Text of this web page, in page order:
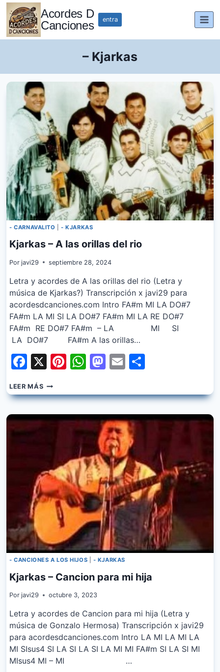
Saltar
contenido
Acordes D
Canciones
entra
– Kjarkas
- CARNAVALITO |- KJARKAS
Kjarkas – A las orillas del rio
Por javi29 septiembre 28, 2024
Letra y acordes de A las orillas del rio (Letra y
música de Kjarkas?) Transcripción x javi29 para
acordesdcanciones.com Intro FA#m MI LA DO#7
FA#m LA MI SI LA DO#7 FA#m MI LA RE DO#7
FA#m RE DO#7 FA#m – LA MI SI
LA DO#7 FA#m A las orillas…
Facebook
X Pinterest
WhatsApp
Mastodon
Email
LEER MÁSKJARKAS
–
A
ORILLAS
- CANCIONES A LOS HIJOS - KJARKAS
Kjarkas – Cancion para mi hija
Por javi29 octubre 3, 2023
Letra y acordes de Cancion para mi hija (Letra y
música de Gonzalo Hermosa) Transcripción x javi29
para acordesdcanciones.com Intro LA MI LA MI LA
MI SIsus4 SI LA SI LA SI LA MI MI FA#m SI LA SI MI
MIsus4 MI – MI …